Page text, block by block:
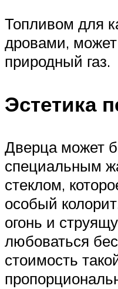
Топливом для
дровами,
природный газ.
Эстетика
Дверца может
специальным
стеклом,
особый
огонь и
любоваться
стоимость